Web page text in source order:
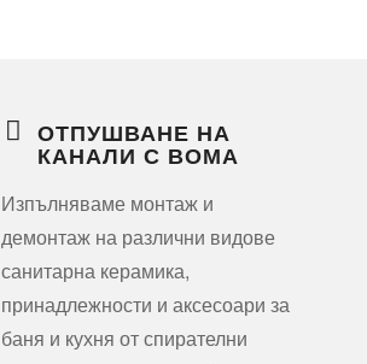
ОТПУШВАНЕ НА
КАНАЛИ С ВОМА
Изпълняваме монтаж и
демонтаж на различни видове
санитарна керамика,
принадлежности и аксесоари за
баня и кухня от спирателни